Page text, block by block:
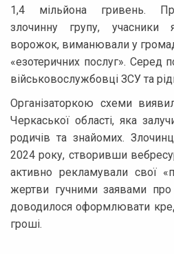
1,4 мільйона гривень.
злочинну групу, учасники
ворожок, виманювали у
«езотеричних послуг». Серед
військовослужбовці ЗСУ та
Організаторкою схеми
Черкаської області, яка
родичів та знайомих.
2024 року, створивши
активно рекламували свої
жертви гучними заявами
доводилося оформлювати
гроші.